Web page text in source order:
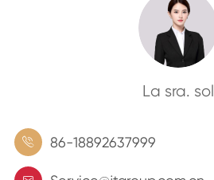
La sra. sol
 86-18892637999